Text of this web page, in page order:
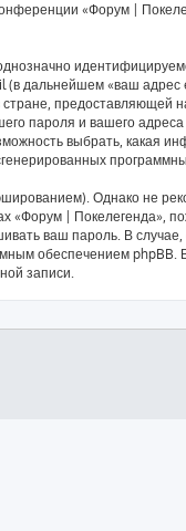
«Форум |
(в дальнейшем «ваш
предоставляющей
пароля и вашего
выбрать, какая
Однако не
«Форум | Покелегенда»,
ваш пароль. В
обеспечением
записи.